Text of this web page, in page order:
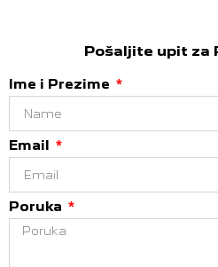
Pošaljite upit za
Ime i Prezime
Email
Poruka